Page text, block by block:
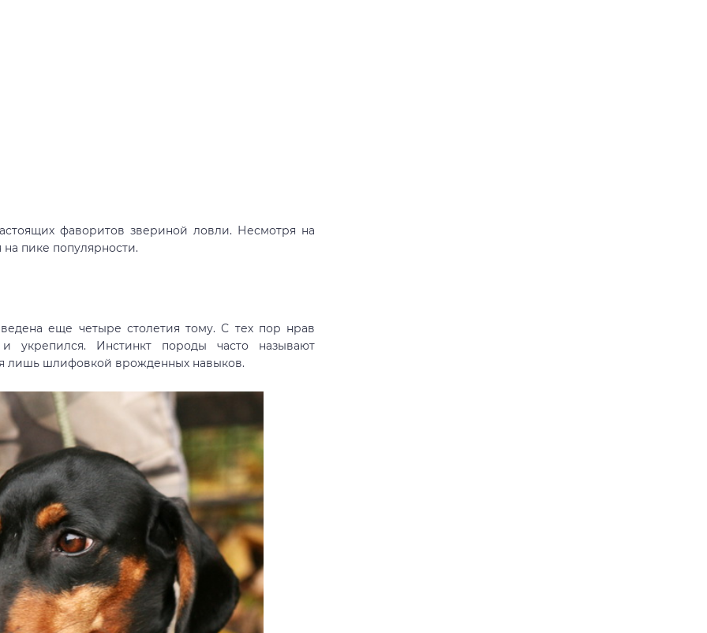
фаворитов звериной ловли. Несмотря на
пике популярности.
еще четыре столетия тому. С тех пор нрав
и укрепился. Инстинкт породы часто называют
лишь шлифовкой врожденных навыков.